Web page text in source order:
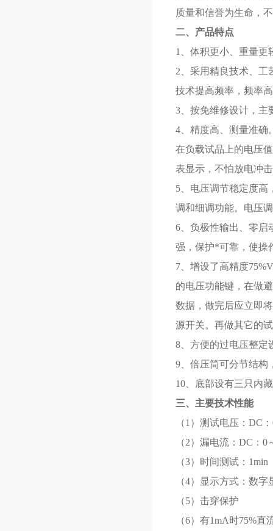
质量和信誉为生命，
二、产品特点
1、体积更小、重量更
2、采用精良技术、
技术提高频率，频率
3、按免维修设计，主
4、精度高、测量准确
在负载试品上的电压
表显示，不怕放电冲
5、电压调节稳定度高
调和细调功能。电压
6、负极性输出、零启
强，保护*可靠，使操
7、增设了高精度
的电压功能键，在做
数据，做完后应立即
源开关。再做其它的
8、方便的过电压整定
9、倍压筒可分节结构
10、底部设有三只内
三、主要技术性能
（1）测试电压：DC
（2）漏电流：DC：0
（3）时间测试：1min
（4）显示方式：数字
（5）击穿保护
（6）有1mA时75%直